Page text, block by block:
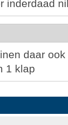
inderdaad
daar
1 klap